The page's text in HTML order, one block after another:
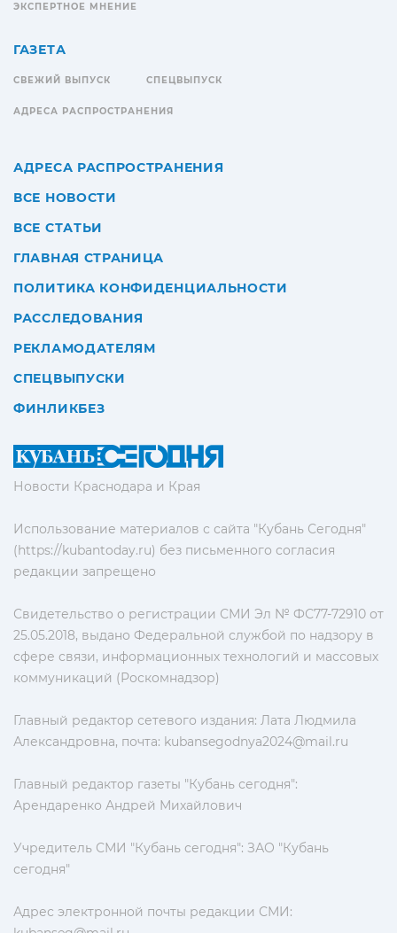
Новости Краснодара и Края
Использование материалов с сайта "Кубань Сегодня"
(https://kubantoday.ru) без письменного согласия
редакции запрещено
Свидетельство о регистрации СМИ Эл № ФС77-72910 от
25.05.2018, выдано Федеральной службой по надзору в
сфере связи, информационных технологий и массовых
коммуникаций (Роскомнадзор)
Главный редактор сетевого издания: Лата Людмила
Александровна, почта: kubansegodnya2024@mail.ru
Главный редактор газеты "Кубань сегодня":
Арендаренко Андрей Михайлович
Учредитель СМИ "Кубань сегодня": ЗАО "Кубань
сегодня"
Адрес электронной почты редакции СМИ:
ЭКСПЕРТНОЕ МНЕНИЕ
ГАЗЕТА
СВЕЖИЙ ВЫПУСК СПЕЦВЫПУСК
АДРЕСА РАСПРОСТРАНЕНИЯ
АДРЕСА РАСПРОСТРАНЕНИЯ
ВСЕ НОВОСТИ
ВСЕ СТАТЬИ
ГЛАВНАЯ СТРАНИЦА
ПОЛИТИКА КОНФИДЕНЦИАЛЬНОСТИ
РАССЛЕДОВАНИЯ
РЕКЛАМОДАТЕЛЯМ
СПЕЦВЫПУСКИ
ФИНЛИКБЕЗ